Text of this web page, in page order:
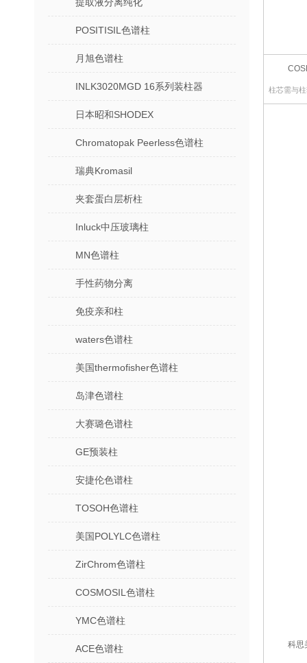
POSITISIL色谱柱
月旭色谱柱
INLK3020MGD 16系列装柱器
日本昭和SHODEX
Chromatopak Peerless色谱柱
瑞典Kromasil
夹套蛋白层析柱
Inluck中压玻璃柱
MN色谱柱
手性药物分离
免疫亲和柱
waters色谱柱
美国thermofisher色谱柱
岛津色谱柱
大赛璐色谱柱
GE预装柱
安捷伦色谱柱
TOSOH色谱柱
美国POLYLC色谱柱
ZirChrom色谱柱
COSMOSIL色谱柱
YMC色谱柱
ACE色谱柱
柱芯需与
科思